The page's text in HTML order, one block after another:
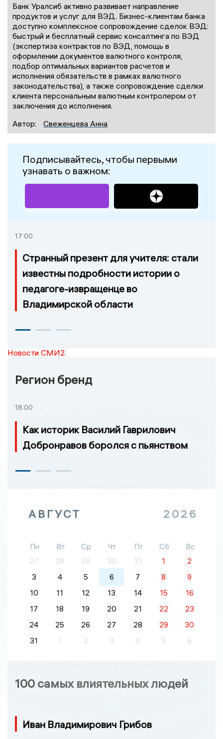
Банк Уралсиб активно развивает направление
продуктов и услуг для ВЭД. Бизнес-клиентам банка
доступно комплексное сопровождение сделок ВЭД:
быстрый и бесплатный сервис консалтинга по ВЭД
(экспертиза контрактов по ВЭД, помощь в
оформлении документов валютного контроля,
подбор оптимальных вариантов расчетов и
исполнения обязательств в рамках валютного
законодательства), а также сопровождение сделки
клиента персональным валютным контролером от
заключения до исполнения.
Автор:
Свеженцева Анна
Подписывайтесь, чтобы первыми
узнавать о важном:
17:00
Странный презент для учителя: стали
известны подробности истории о
педагоге-извращенце во
Владимирской области
Новости СМИ2
Регион бренд
18:00
Как историк Василий Гаврилович
Добронравов боролся с пьянством
АВГУСТ 2026
Пн Вт Ср Чт Пт Сб
Вс
27
28 29 30 31 1
2
3
4 5 6 7 8
9
10
11 12 13 14 15
16
17
18 19 20 21 22
23
24
25 26 27 28 29
30
31
1 2 3 4 5 6
100 самых влиятельных людей
Иван Владимирович Грибов